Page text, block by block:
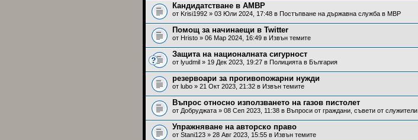
Кандидатстване в АМВР
от Krisi1992 » 03 Юли 2024, 17:48 в Постъпване на държавна служба в МВР
Помощ за начинаещи в Twitter
от Hristo » 06 Мар 2024, 16:49 в Извън темите
Защита на националната сигурност
от lyudmil » 19 Дек 2023, 19:27 в Полицията в България
резервоари за прогивопожарни нужди
от lubo » 21 Окт 2023, 21:32 в Извън темите
Въпрос относно използването на газов пистолет
от Добруджата » 08 Сеп 2023, 11:38 в Въпроси от граждани, съвети от служители
Упражняване на авторско право
от Stani123 » 28 Авг 2023, 15:55 в Извън темите